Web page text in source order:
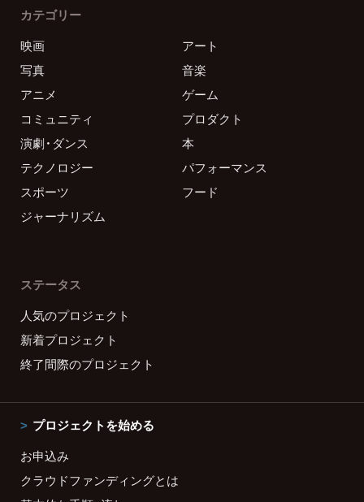
カテゴリー
映画
アート
写真
音楽
アニメ
ゲーム
コミュニティ
プロダクト
演劇・ダンス
本
テクノロジー
パフォーマンス
スポーツ
フード
ジャーナリズム
ステータス
人気のプロジェクト
新着プロジェクト
終了間際のプロジェクト
プロジェクトを始める
お申込み
クラウドファンディングとは